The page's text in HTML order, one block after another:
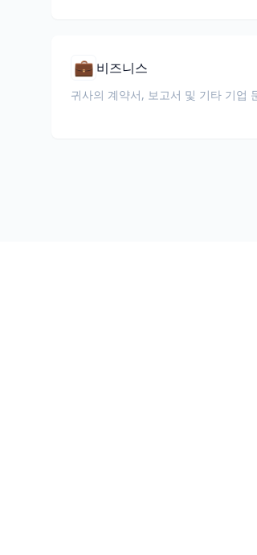
💼 비즈니스
귀사의 계약서, 보고서 및 기타 기업